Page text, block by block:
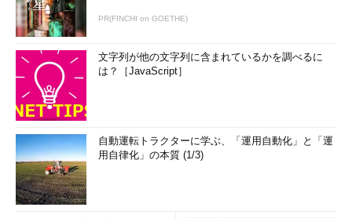
PR(FINCHI on GOETHE)
文字列が他の文字列に含まれているかを調べるに
は？［JavaScript］
自動運転トラクターに学ぶ、「運用自動化」と「運
用自律化」の本質 (1/3)